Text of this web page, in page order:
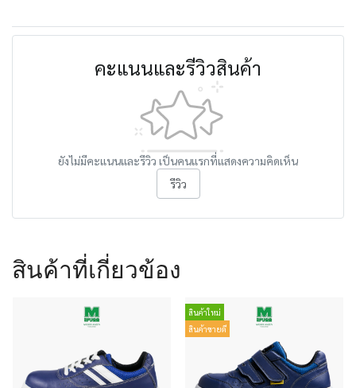
คะแนนและรีวิวสินค้า
ยังไม่มีคะแนนและรีวิว เป็นคนแรกที่แสดงความคิดเห็น
รีวิว
สินค้าที่เกี่ยวข้อง
สินค้าใหม่
สินค้าขายดี